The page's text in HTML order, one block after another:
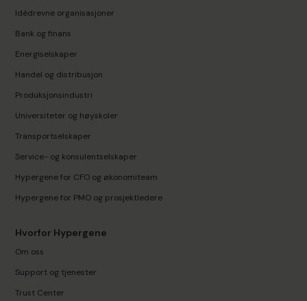
Idédrevne organisasjoner
Bank og finans
Energiselskaper
Handel og distribusjon
Produksjonsindustri
Universiteter og høyskoler
Transportselskaper
Service- og konsulentselskaper
Hypergene for CFO og økonomiteam
Hypergene for PMO og prosjektledere
Hvorfor Hypergene
Om oss
Support og tjenester
Trust Center